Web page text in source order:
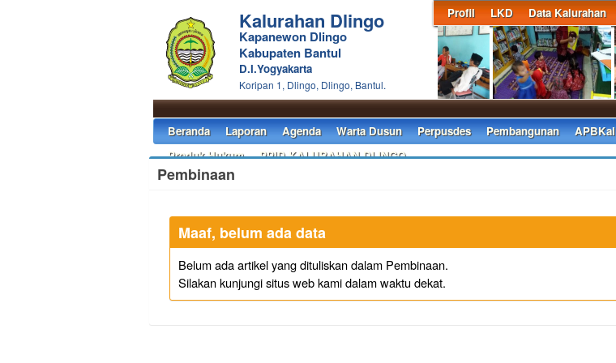
Profil LKD Data Kalurahan
Kalurahan Dlingo
Kapanewon Dlingo
Kabupaten Bantul
D.I.Yogyakarta
Koripan 1, Dlingo, Dlingo, Bantul.
Beranda Laporan Agenda Warta Dusun Perpusdes Pembangunan APBKal
Produk Hukum
PPID KALURAHAN DLINGO
Pembinaan
Maaf, belum ada data
Belum ada artikel yang dituliskan dalam Pembinaan.
Silakan kunjungi situs web kami dalam waktu dekat.